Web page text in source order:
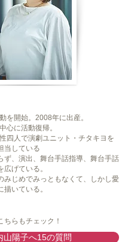
を開始。2008年に出産。
心に活動復帰。
四人で演劇ユニット・チタキヨを
当している
ず、演出、舞台手話指導、舞台手話
げている。
みじめでみっともなくて、しかし愛
描いている。
ちらもチェック！
山陽子へ15の質問